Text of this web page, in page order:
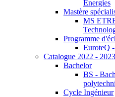
Energies
Mastère
MS
Programme
EuroteQ
Catalogue 2022 - 2023
Bachelor
BS -
Cycle Ingénieur